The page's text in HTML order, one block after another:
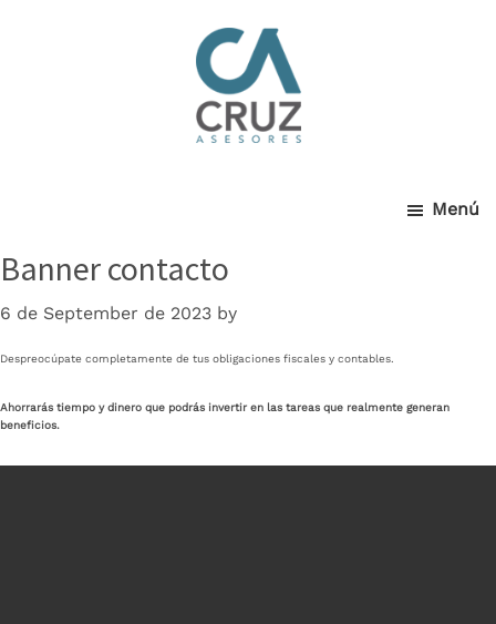
Menú
Banner contacto
6 de September de 2023 by
Despreocúpate completamente de tus obligaciones fiscales y contables.
Ahorrarás tiempo y dinero que podrás invertir en las tareas que realmente generan
beneficios.